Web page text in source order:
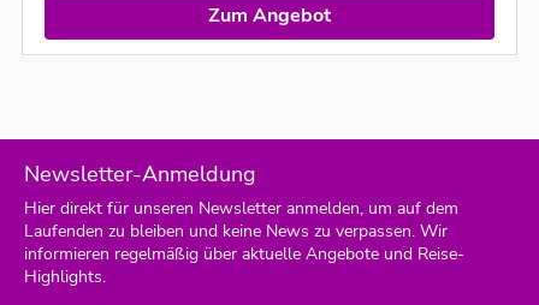
Zum Angebot
Newsletter-Anmeldung
Hier direkt für unseren Newsletter anmelden, um auf dem
Laufenden zu bleiben und keine News zu verpassen. Wir
informieren regelmäßig über aktuelle Angebote und Reise-
Highlights.